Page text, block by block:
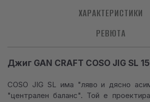
ХАРАКТЕРИСТИКИ
РЕВЮТА
Джиг GAN CRAFT COSO JIG SL
COSO JIG SL има "ляво и дясно
"централен баланс". Той е